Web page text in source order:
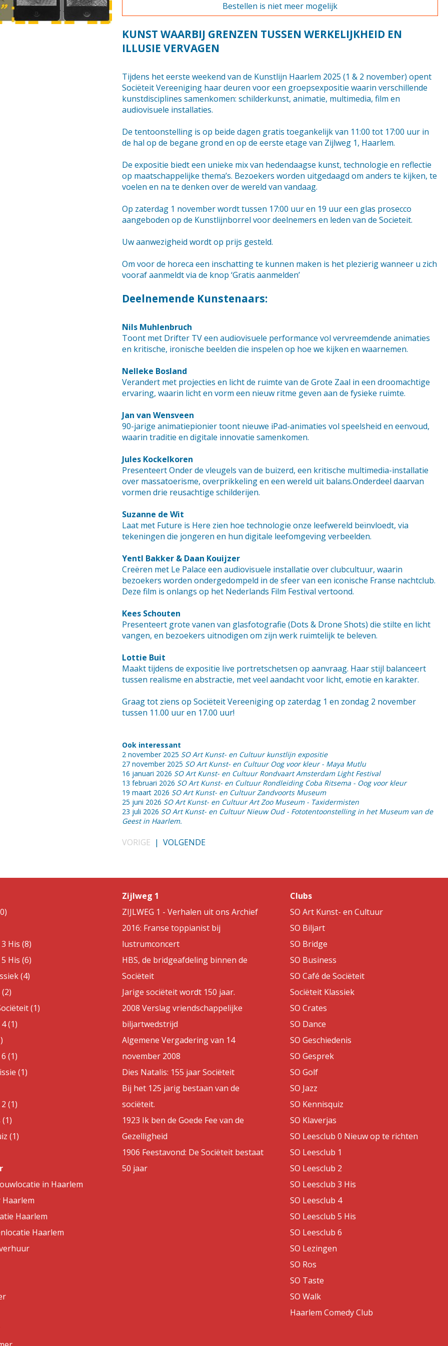
Bestellen is niet meer mogelijk
KUNST WAARBIJ GRENZEN TUSSEN WERKELIJKHEID EN
ILLUSIE VERVAGEN
Tijdens het eerste weekend van de Kunstlijn Haarlem 2025 (1 & 2 november) opent
Sociëteit Vereeniging haar deuren voor een groepsexpositie waarin verschillende
kunstdisciplines samenkomen: schilderkunst, animatie, multimedia, film en
audiovisuele installaties.
De tentoonstelling is op beide dagen gratis toegankelijk van 11:00 tot 17:00 uur in
de hal op de begane grond en op de eerste etage van Zijlweg 1, Haarlem.
De expositie biedt een unieke mix van hedendaagse kunst, technologie en reflectie
op maatschappelijke thema’s. Bezoekers worden uitgedaagd om anders te kijken, te
voelen en na te denken over de wereld van vandaag.
Op zaterdag 1 november wordt tussen 17:00 uur en 19 uur een glas prosecco
aangeboden op de Kunstlijnborrel voor deelnemers en leden van de Societeit.
Uw aanwezigheid wordt op prijs gesteld.
Om voor de horeca een inschatting te kunnen maken is het plezierig wanneer u zich
vooraf aanmeldt via de knop ‘Gratis aanmelden’
Deelnemende Kunstenaars:
Nils Muhlenbruch
Toont met Drifter TV een audiovisuele performance vol vervreemdende animaties
en kritische, ironische beelden die inspelen op hoe we kijken en waarnemen.
Nelleke Bosland
Verandert met projecties en licht de ruimte van de Grote Zaal in een droomachtige
ervaring, waarin licht en vorm een nieuw ritme geven aan de fysieke ruimte.
Jan van Wensveen
90-jarige animatiepionier toont nieuwe iPad-animaties vol speelsheid en eenvoud,
waarin traditie en digitale innovatie samenkomen.
Jules Kockelkoren
Presenteert Onder de vleugels van de buizerd, een kritische multimedia-installatie
over massatoerisme, overprikkeling en een wereld uit balans.Onderdeel daarvan
vormen drie reusachtige schilderijen.
Suzanne de Wit
Laat met Future is Here zien hoe technologie onze leefwereld beïnvloedt, via
tekeningen die jongeren en hun digitale leefomgeving verbeelden.
Yentl Bakker & Daan Kouijzer
Creëren met Le Palace een audiovisuele installatie over clubcultuur, waarin
bezoekers worden ondergedompeld in de sfeer van een iconische Franse nachtclub.
Deze film is onlangs op het Nederlands Film Festival vertoond.
Kees Schouten
Presenteert grote vanen van glasfotografie (Dots & Drone Shots) die stilte en licht
vangen, en bezoekers uitnodigen om zijn werk ruimtelijk te beleven.
Lottie Buit
Maakt tijdens de expositie live portretschetsen op aanvraag. Haar stijl balanceert
tussen realisme en abstractie, met veel aandacht voor licht, emotie en karakter.
Graag tot ziens op Sociëteit Vereeniging op zaterdag 1 en zondag 2 november
tussen 11.00 uur en 17.00 uur!
Ook interessant
2 november 2025 SO Art Kunst- en Cultuur kunstlijn expositie
27 november 2025 SO Art Kunst- en Cultuur Oog voor kleur - Maya Mutlu
16 januari 2026 SO Art Kunst- en Cultuur Rondvaart Amsterdam Light Festival
13 februari 2026 SO Art Kunst- en Cultuur Rondleiding Coba Ritsema - Oog voor kleur
19 maart 2026 SO Art Kunst- en Cultuur Zandvoorts Museum
25 juni 2026 SO Art Kunst- en Cultuur Art Zoo Museum - Taxidermisten
23 juli 2026 SO Art Kunst- en Cultuur Nieuw Oud - Fototentoonstelling in het Museum van de
Geest in Haarlem.
VORIGE | VOLGENDE
His (8)
His (6)
(4)
(1)
(1)
(1)
(1)
(1)
(1)
in Haarlem
Haarlem
Haarlem
Zijlweg 1
ZIJLWEG 1 - Verhalen uit ons Archief
2016: Franse toppianist bij
lustrumconcert
HBS, de bridgeafdeling binnen de
Sociëteit
Jarige sociëteit wordt 150 jaar.
2008 Verslag vriendschappelijke
biljartwedstrijd
Algemene Vergadering van 14
november 2008
Dies Natalis: 155 jaar Sociëteit
Bij het 125 jarig bestaan van de
sociëteit.
1923 Ik ben de Goede Fee van de
Gezelligheid
1906 Feestavond: De Sociëteit bestaat
50 jaar
Clubs
SO Art Kunst- en Cultuur
SO Biljart
SO Bridge
SO Business
SO Café de Sociëteit
Sociëteit Klassiek
SO Crates
SO Dance
SO Geschiedenis
SO Gesprek
SO Golf
SO Jazz
SO Kennisquiz
SO Klaverjas
SO Leesclub 0 Nieuw op te richten
SO Leesclub 1
SO Leesclub 2
SO Leesclub 3 His
SO Leesclub 4
SO Leesclub 5 His
SO Leesclub 6
SO Lezingen
SO Ros
SO Taste
SO Walk
Haarlem Comedy Club